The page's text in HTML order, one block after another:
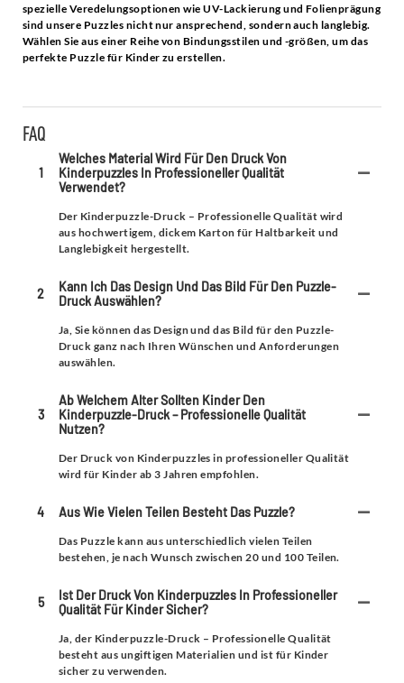
spezielle Veredelungsoptionen wie UV-Lackierung und Folienprägung
sind unsere Puzzles nicht nur ansprechend, sondern auch langlebig.
Wählen Sie aus einer Reihe von Bindungsstilen und -größen, um das
perfekte Puzzle für Kinder zu erstellen.
FAQ
1
Welches Material Wird Für Den Druck Von
Kinderpuzzles In Professioneller Qualität
Verwendet?
Der Kinderpuzzle-Druck – Professionelle Qualität wird
aus hochwertigem, dickem Karton für Haltbarkeit und
Langlebigkeit hergestellt.
2
Kann Ich Das Design Und Das Bild Für Den Puzzle-
Druck Auswählen?
Ja, Sie können das Design und das Bild für den Puzzle-
Druck ganz nach Ihren Wünschen und Anforderungen
auswählen.
3
Ab Welchem ​​Alter Sollten Kinder Den
Kinderpuzzle-Druck – Professionelle Qualität
Nutzen?
Der Druck von Kinderpuzzles in professioneller Qualität
wird für Kinder ab 3 Jahren empfohlen.
4 Aus Wie Vielen Teilen Besteht Das Puzzle?
Das Puzzle kann aus unterschiedlich vielen Teilen
bestehen, je nach Wunsch zwischen 20 und 100 Teilen.
5
Ist Der Druck Von Kinderpuzzles In Professioneller
Qualität Für Kinder Sicher?
Ja, der Kinderpuzzle-Druck – Professionelle Qualität
besteht aus ungiftigen Materialien und ist für Kinder
sicher zu verwenden.